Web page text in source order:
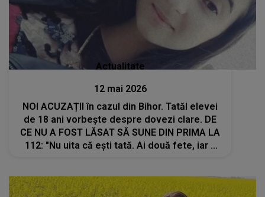
Actualitate
12 mai 2026
NOI ACUZAȚII în cazul din Bihor. Tatăl elevei
de 18 ani vorbește despre dovezi clare. DE
CE NU A FOST LĂSAT SĂ SUNE DIN PRIMA LA
112: "Nu uita că ești tată. Ai două fete, iar a